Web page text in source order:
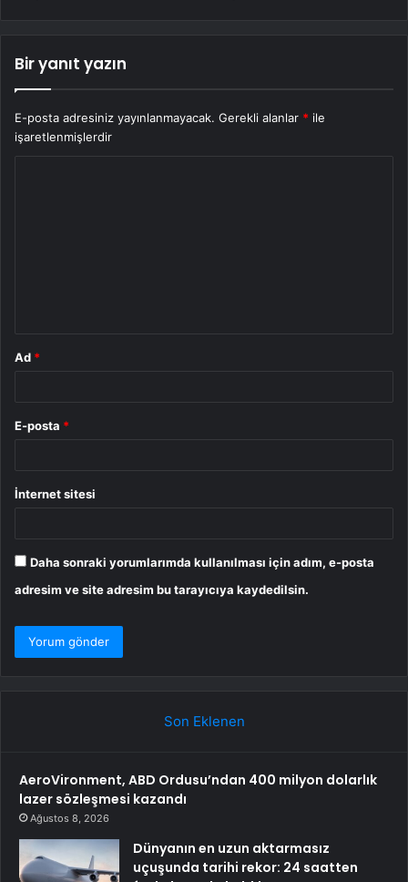
Bir yanıt yazın
E-posta adresiniz yayınlanmayacak. Gerekli alanlar * ile
işaretlenmişlerdir
Ad *
E-posta *
İnternet sitesi
Daha sonraki yorumlarımda kullanılması için adım, e-posta
adresim ve site adresim bu tarayıcıya kaydedilsin.
Son Eklenen
AeroVironment, ABD Ordusu’ndan 400 milyon dolarlık
lazer sözleşmesi kazandı
Ağustos 8, 2026
Dünyanın en uzun aktarmasız
uçuşunda tarihi rekor: 24 saatten